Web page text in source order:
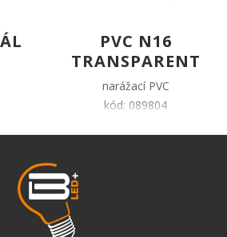
PVC N16
TRANSPARENT
narážací PVC
kód: 089804